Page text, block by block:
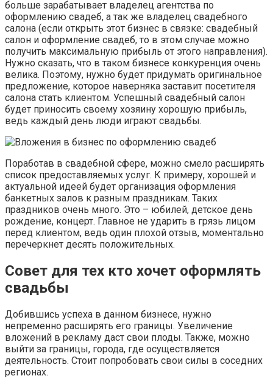
больше зарабатывает владелец агентства по
оформлению свадеб, а так же владелец свадебного
салона (если открыть этот бизнес в связке: свадебный
салон и оформление свадеб, то в этом случае можно
получить максимальную прибыль от этого направления).
Нужно сказать, что в таком бизнесе конкуренция очень
велика. Поэтому, нужно будет придумать оригинальное
предложение, которое наверняка заставит посетителя
салона стать клиентом. Успешный свадебный салон
будет приносить своему хозяину хорошую прибыль,
ведь каждый день люди играют свадьбы.
Поработав в свадебной сфере, можно смело расширять
список предоставляемых услуг. К примеру, хорошей и
актуальной идеей будет организация оформления
банкетных залов к разным праздникам. Таких
праздников очень много. Это – юбилей, детское день
рождение, концерт. Главное не ударить в грязь лицом
перед клиентом, ведь один плохой отзыв, моментально
перечеркнет десять положительных.
Совет для тех кто хочет оформлять
свадьбы
Добившись успеха в данном бизнесе, нужно
непременно расширять его границы. Увеличение
вложений в рекламу даст свои плоды. Также, можно
выйти за границы, города, где осуществляется
деятельность. Стоит попробовать свои силы в соседних
регионах.